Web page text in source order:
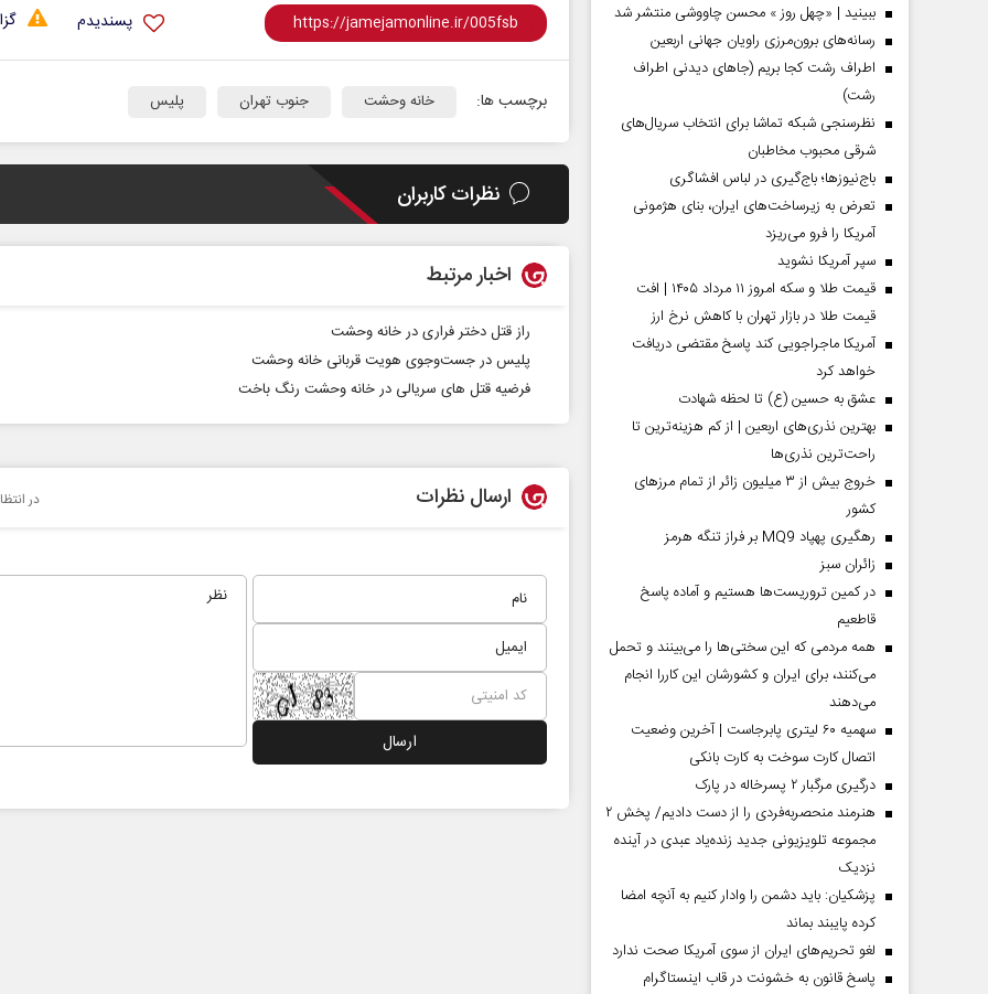
پسندیدم
برچسب ها: خانه وحشت جنوب تهران پلیس
نظرات کاربران
اخبار مرتبط
راز قتل دختر فراری در خانه وحشت
پلیس در جست‌وجوی هویت قربانی خانه وحشت
فرضیه قتل‌ های سریالی در خانه وحشت رنگ باخت
ارسال نظرات در
ببینید | «چهل روز » محسن چاووشی منتشر شد
رسانه‌های برون‌مرزی راویان جهانی اربعین
اطراف رشت کجا بریم (جاهای دیدنی اطراف
رشت)
نظرسنجی شبکه تماشا برای انتخاب سریال‌های
شرقی محبوب مخاطبان
باج‌نیوزها؛ باج‌گیری در لباس افشاگری
تعرض به زیرساخت‌های ایران، بنای هژمونی
آمریکا را فرو می‌ریزد
سپر آمریکا نشوید
قیمت طلا و سکه امروز ۱۱ مرداد ۱۴۰۵ | افت
قیمت طلا در بازار تهران با کاهش نرخ ارز
آمریکا ماجراجویی کند پاسخ مقتضی دریافت
خواهد کرد
عشق به حسین (ع) تا لحظه شهادت
بهترین نذری‌های اربعین | از کم هزینه‌ترین تا
راحت‌ترین نذری‌ها
خروج بیش از ۳ میلیون زائر از تمام مرز‌های
کشور
رهگیری پهپاد MQ9 بر فراز تنگه هرمز
‌زائران سبز
در کمین تروریست‌ها هستیم و آماده پاسخ
قاطعیم
همه مردمی که این سختی‌ها را می‌بینند و تحمل
می‌کنند، برای ایران و کشورشان این کاررا انجام
می‌دهند
سهمیه ۶۰ لیتری پابرجاست | آخرین وضعیت
اتصال کارت سوخت به کارت بانکی
درگیری مرگبار ۲ پسرخاله در پارک
هنرمند منحصر‌به‌فردی را از دست دادیم/ پخش ۲
مجموعه تلویزیونی جدید زنده‌یاد عبدی در آینده
نزدیک
پزشکیان: باید دشمن را وادار کنیم به آنچه امضا
کرده پایبند بماند
لغو تحریم‌های ایران از سوی آمریکا صحت ندارد
پاسخ قانون به خشونت در قاب اینستاگرام